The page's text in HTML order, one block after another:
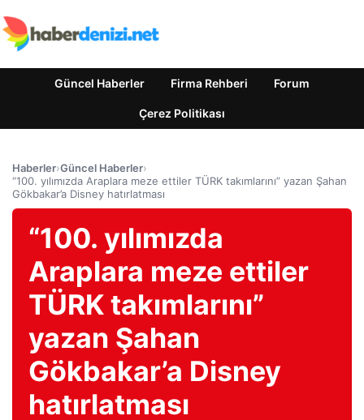
Güncel Haberler Firma Rehberi Forum
Çerez Politikası
Haberler›Güncel Haberler›
“100. yılımızda Araplara meze ettiler TÜRK takımlarını” yazan Şahan
Gökbakar’a Disney hatırlatması
“100. yılımızda
Araplara meze ettiler
TÜRK takımlarını”
yazan Şahan
Gökbakar’a Disney
hatırlatması